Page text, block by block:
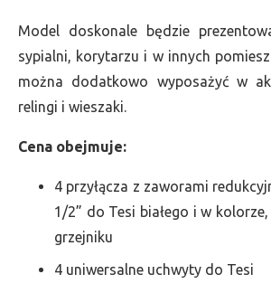
Model doskonale będzie
sypialni, korytarzu i w innych
można dodatkowo wyposażyć w
relingi i wieszaki.
Cena obejmuje:
4 przyłącza z zaworami
1/2” do Tesi białego i w
grzejniku
4 uniwersalne uchwyty do Tesi